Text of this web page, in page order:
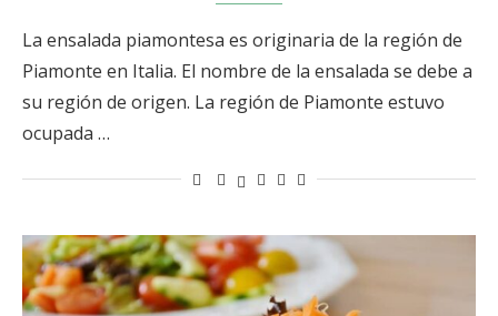
La ensalada piamontesa es originaria de la región de
Piamonte en Italia. El nombre de la ensalada se debe a
su región de origen. La región de Piamonte estuvo
ocupada …